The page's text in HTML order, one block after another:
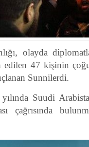
olayda
edilen 47 kişinin
Sunnilerdi.
Suudi
çağrısında